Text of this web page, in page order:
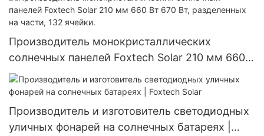
мощностью 60 Вт, 80 Вт, 100 Вт.
Производитель монокристаллических
солнечных панелей Foxtech Solar 210 мм 660
Вт 670 Вт, разделенных на части, 132 ячейки.
Производитель и изготовитель светодиодных
уличных фонарей на солнечных батареях |